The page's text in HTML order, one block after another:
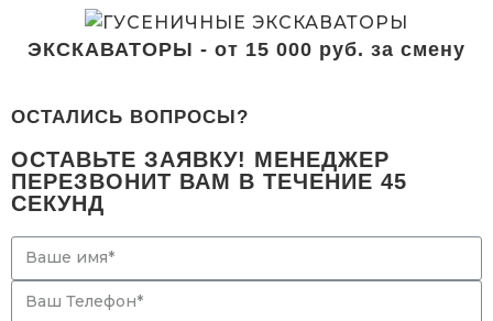
ЭКСКАВАТОРЫ - от 15 000 руб. за смену
ОСТАЛИСЬ ВОПРОСЫ?
ОСТАВЬТЕ ЗАЯВКУ! МЕНЕДЖЕР
ПЕРЕЗВОНИТ ВАМ В ТЕЧЕНИЕ 45
СЕКУНД